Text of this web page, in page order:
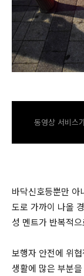
동영상 서비스
바닥신호등뿐만 아
도로 가까이 나올
성 멘트가 반복적
보행자 안전에 위
생활에 많은 부분